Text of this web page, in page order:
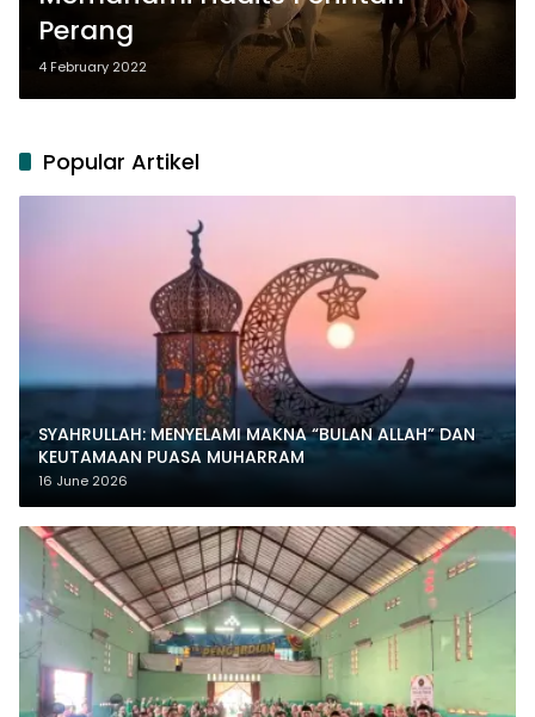
Perang
4 February 2022
Popular Artikel
SYAHRULLAH: MENYELAMI MAKNA “BULAN ALLAH” DAN
KEUTAMAAN PUASA MUHARRAM
16 June 2026